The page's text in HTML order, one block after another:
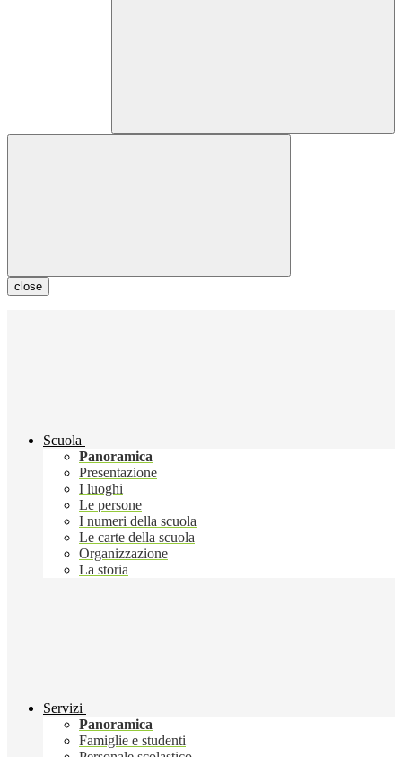
close
Scuola
Panoramica
Presentazione
I luoghi
Le persone
I numeri della scuola
Le carte della scuola
Organizzazione
La storia
Servizi
Panoramica
Famiglie e studenti